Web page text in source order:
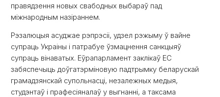
правядзення новых свабодных выбараў пад
міжнародным назіраннем.
Рэзалюцыя асуджае рэпрэсіі, удзел рэжыму ў вайне
супраць Украіны і патрабуе ўзмацнення санкцыяў
супраць вінаватых. Еўрапарламент заклікаў ЕС
забяспечыць доўгатэрміновую падтрымку беларускай
грамадзянскай супольнасці, незалежных медыя,
студэнтаў і прафесіяналаў у выгнанні, а таксама